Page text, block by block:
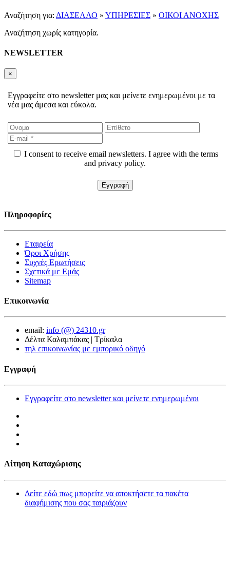
Αναζήτηση για: ΔΙΑΣΕΛΛΟ » ΥΠΗΡΕΣΙΕΣ » ΟΙΚΟΙ ΑΝΟΧΗΣ
Αναζήτηση χωρίς κατηγορία.
NEWSLETTER
×
Εγγραφείτε στο newsletter μας και μείνετε ενημερωμένοι με τα
νέα μας άμεσα και εύκολα.
I consent to receive email newsletters. I agree with the terms
and privacy policy.
Πληροφορίες
Εταιρεία
Όροι Χρήσης
Συχνές Ερωτήσεις
Σχετικά με Εμάς
Sitemap
Επικοινωνία
email: info (@) 24310.gr
Δέλτα Καλαμπάκας | Τρίκαλα
τηλ επικοινωνίας με εμπορικό οδηγό
Εγγραφή
Εγγραφείτε στο newsletter και μείνετε ενημερωμένοι
Αίτηση Καταχώρισης
Δείτε εδώ πως μπορείτε να αποκτήσετε τα πακέτα
διαφήμισης που σας ταιριάζουν